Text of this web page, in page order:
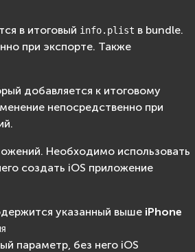
в итоговый info.plist в bundle.
при экспорте. Также
добавляется к итоговому
непосредственно при
Необходимо использовать
создать iOS приложение
указанный выше iPhone
параметр, без него iOS